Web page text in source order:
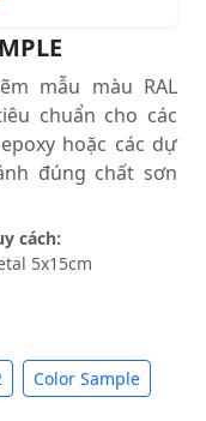
mẫu màu RAL
chuẩn cho các
hoặc các dự
đúng chất sơn
cách:
5x15cm
Color Sample